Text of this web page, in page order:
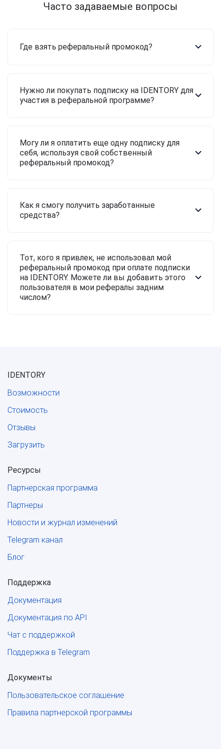
Часто задаваемые вопросы
Где взять реферальный промокод?
Нужно ли покупать подписку на IDENTORY для
участия в реферальной программе?
Могу ли я оплатить еще одну подписку для
себя, используя свой собственный
реферальный промокод?
Как я смогу получить заработанные
средства?
Тот, кого я привлек, не использовал мой
реферальный промокод при оплате подписки
на IDENTORY. Можете ли вы добавить этого
пользователя в мои рефералы задним
числом?
IDENTORY
Возможности
Стоимость
Отзывы
Загрузить
Ресурсы
Партнерская программа
Партнеры
Новости и журнал изменений
Telegram канал
Блог
Поддержка
Документация
Документация по API
Чат с поддержкой
Поддержка в Telegram
Документы
Пользовательское соглашение
Правила партнерской программы